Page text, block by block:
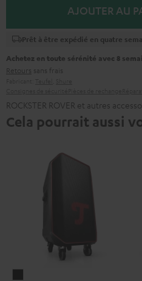
AJOUTER AU
Prêt à être expédié en quatre
Achetez en toute sérénité avec 8
Retours sans frais
ROCKSTER ROVER et autres
Cela pourrait aussi